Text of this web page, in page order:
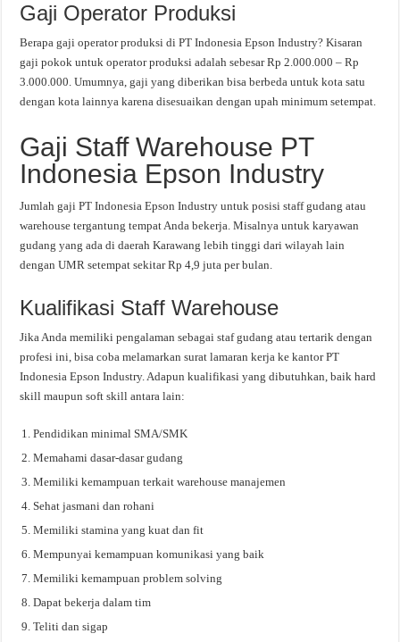
Gaji Operator Produksi
Berapa gaji operator produksi di PT Indonesia Epson Industry? Kisaran
gaji pokok untuk operator produksi adalah sebesar Rp 2.000.000 – Rp
3.000.000. Umumnya, gaji yang diberikan bisa berbeda untuk kota satu
dengan kota lainnya karena disesuaikan dengan upah minimum setempat.
Gaji Staff Warehouse PT
Indonesia Epson Industry
Jumlah gaji PT Indonesia Epson Industry untuk posisi staff gudang atau
warehouse tergantung tempat Anda bekerja. Misalnya untuk karyawan
gudang yang ada di daerah Karawang lebih tinggi dari wilayah lain
dengan UMR setempat sekitar Rp 4,9 juta per bulan.
Kualifikasi Staff Warehouse
Jika Anda memiliki pengalaman sebagai staf gudang atau tertarik dengan
profesi ini, bisa coba melamarkan surat lamaran kerja ke kantor PT
Indonesia Epson Industry. Adapun kualifikasi yang dibutuhkan, baik hard
skill maupun soft skill antara lain:
Pendidikan minimal SMA/SMK
Memahami dasar-dasar gudang
Memiliki kemampuan terkait warehouse manajemen
Sehat jasmani dan rohani
Memiliki stamina yang kuat dan fit
Mempunyai kemampuan komunikasi yang baik
Memiliki kemampuan problem solving
Dapat bekerja dalam tim
Teliti dan sigap